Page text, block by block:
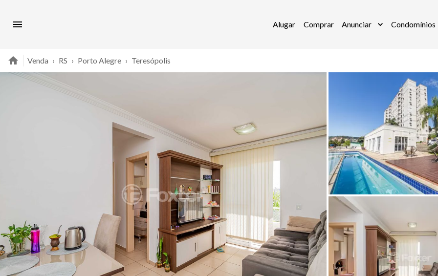
Alugar Comprar Anunciar Condomínios
Venda › RS › Porto Alegre › Teresópolis